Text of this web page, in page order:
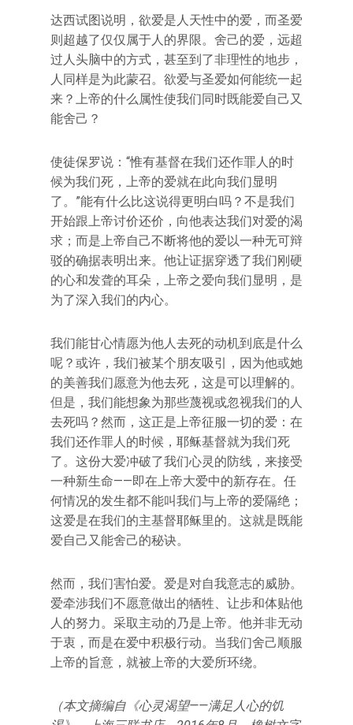
达西试图说明，欲爱是人天性中的爱，而圣爱
则超越了仅仅属于人的界限。舍己的爱，远超
过人头脑中的方式，甚至到了非理性的地步，
人同样是为此蒙召。欲爱与圣爱如何能统一起
来？上帝的什么属性使我们同时既能爱自己又
能舍己？
使徒保罗说：“惟有基督在我们还作罪人的时
候为我们死，上帝的爱就在此向我们显明
了。”能有什么比这说得更明白吗？不是我们
开始跟上帝讨价还价，向他表达我们对爱的渴
求；而是上帝自己不断将他的爱以一种无可辩
驳的确据表明出来。他让证据穿透了我们刚硬
的心和发聋的耳朵，上帝之爱向我们显明，是
为了深入我们的内心。
我们能甘心情愿为他人去死的动机到底是什么
呢？或许，我们被某个朋友吸引，因为他或她
的美善我们愿意为他去死，这是可以理解的。
但是，我们能想象为那些蔑视或忽视我们的人
去死吗？然而，这正是上帝征服一切的爱：在
我们还作罪人的时候，耶稣基督就为我们死
了。这份大爱冲破了我们心灵的防线，来接受
一种新生命——即在上帝大爱中的新存在。任
何情况的发生都不能叫我们与上帝的爱隔绝；
这爱是在我们的主基督耶稣里的。这就是既能
爱自己又能舍己的秘诀。
然而，我们害怕爱。爱是对自我意志的威胁。
爱牵涉我们不愿意做出的牺牲、让步和体贴他
人的努力。采取主动的乃是上帝。他并非无动
于衷，而是在爱中积极行动。当我们舍己顺服
上帝的旨意，就被上帝的大爱所环绕。
（本文摘编自《心灵渴望——满足人心的饥